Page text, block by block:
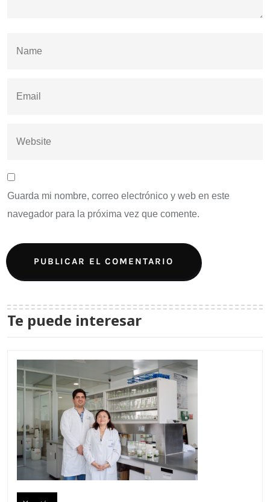
Guarda mi nombre, correo electrónico y web en este
navegador para la próxima vez que comente.
Te puede interesar